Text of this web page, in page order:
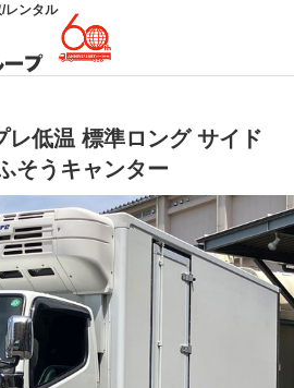
レンタル
レ低温 標準ロング サイド
そうキャンター